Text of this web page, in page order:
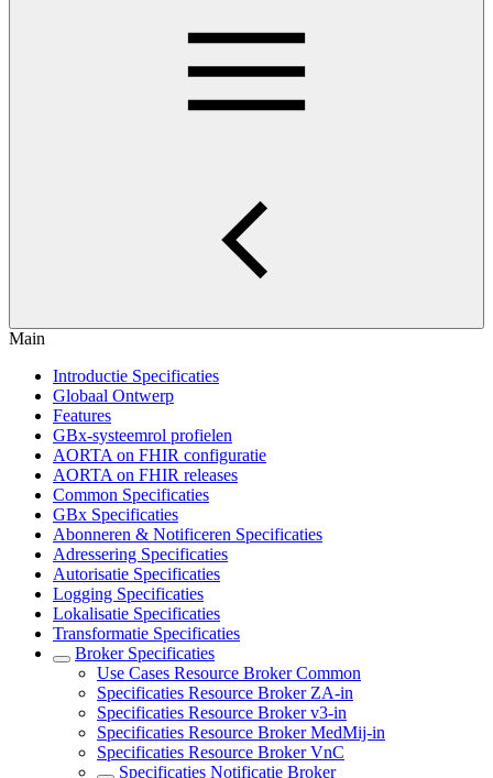
Main
Introductie Specificaties
Globaal Ontwerp
Features
GBx-systeemrol profielen
AORTA on FHIR configuratie
AORTA on FHIR releases
Common Specificaties
GBx Specificaties
Abonneren & Notificeren Specificaties
Adressering Specificaties
Autorisatie Specificaties
Logging Specificaties
Lokalisatie Specificaties
Transformatie Specificaties
Broker Specificaties
Use Cases Resource Broker Common
Specificaties Resource Broker ZA-in
Specificaties Resource Broker v3-in
Specificaties Resource Broker MedMij-in
Specificaties Resource Broker VnC
Specificaties Notificatie Broker